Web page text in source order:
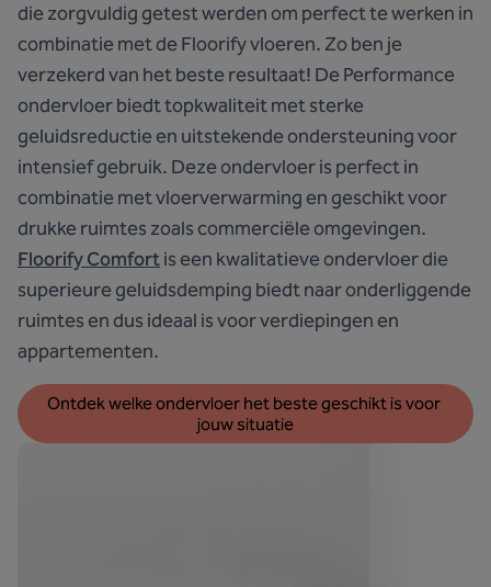
die zorgvuldig getest werden om perfect te werken in
combinatie met de Floorify vloeren. Zo ben je
verzekerd van het beste resultaat! De Performance
ondervloer biedt topkwaliteit met sterke
geluidsreductie en uitstekende ondersteuning voor
intensief gebruik. Deze ondervloer is perfect in
combinatie met vloerverwarming en geschikt voor
drukke ruimtes zoals commerciële omgevingen.
Floorify Comfortis een kwalitatieve ondervloer die
superieure geluidsdemping biedt naar onderliggende
ruimtes en dus ideaal is voor verdiepingen en
appartementen.
Ontdek welke ondervloer het beste geschikt is voor
jouw situatie